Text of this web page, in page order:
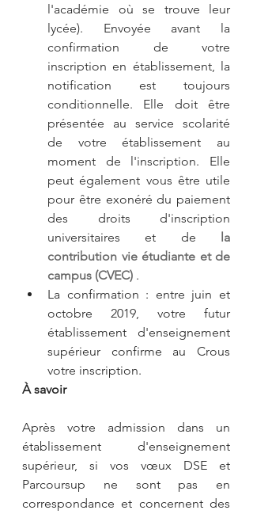
l'académie où se trouve leur
lycée). Envoyée avant la
confirmation de votre
inscription en établissement, la
notification est toujours
conditionnelle. Elle doit être
présentée au service scolarité
de votre établissement au
moment de l'inscription. Elle
peut également vous être utile
pour être exonéré du paiement
des droits d'inscription
universitaires et de
la
contribution vie étudiante et de
campus (CVEC) .
La confirmation : entre juin et
octobre 2019, votre futur
établissement d'enseignement
supérieur confirme au Crous
votre inscription.
À savoir
Après votre admission dans un
établissement d'enseignement
supérieur, si vos vœux DSE et
Parcoursup ne sont pas en
correspondance et concernent des